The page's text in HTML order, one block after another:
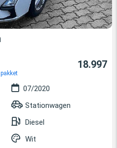
18.997
07/2020
Stationwagen
Diesel
Wit